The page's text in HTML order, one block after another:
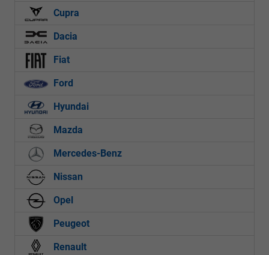
Cupra
Dacia
Fiat
Ford
Hyundai
Mazda
Mercedes-Benz
Nissan
Opel
Peugeot
Renault